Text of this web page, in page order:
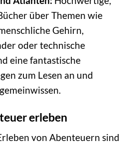
über Themen wie
Gehirn,
oder technische
eine fantastische
zum Lesen an und
erleben
von Abenteuern sind